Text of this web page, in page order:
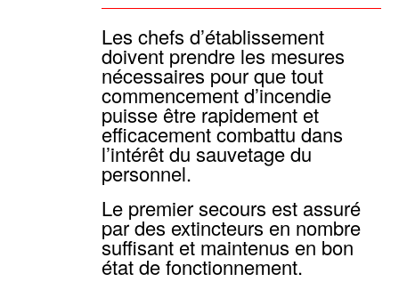
Les chefs d’établissement
doivent prendre les mesures
nécessaires pour que tout
commencement d’incendie
puisse être rapidement et
efficacement combattu dans
l’intérêt du sauvetage du
personnel.
Le premier secours est assuré
par des extincteurs en nombre
suffisant et maintenus en bon
état de fonctionnement.